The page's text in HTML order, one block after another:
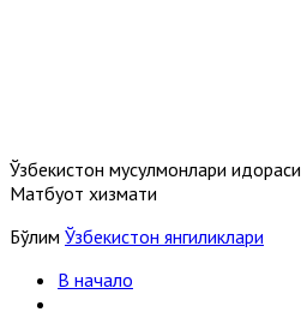
Ўзбекистон мусулмонлари идораси
Матбуот хизмати
Бўлим Ўзбекистон янгиликлари
В начало